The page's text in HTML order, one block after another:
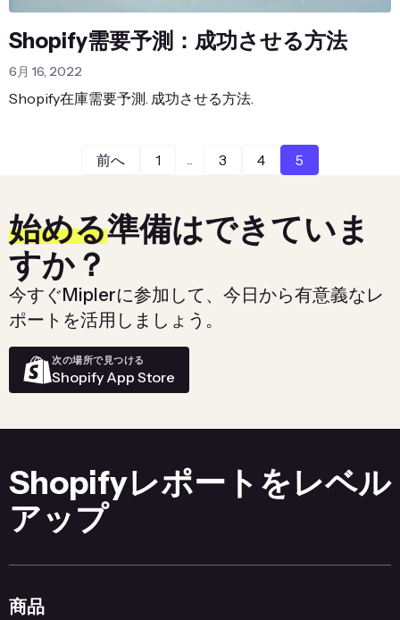
Shopify需要予測：成功させる方法
6月 16, 2022
Shopify在庫需要予測. 成功させる方法.
前へ 1 ... 3 4 5
始める準備はできていま
すか？
今すぐMiplerに参加して、今日から有意義なレ
ポートを活用しましょう。
次の場所で見つける
Shopify App Store
Shopifyレポートをレベル
アップ
商品